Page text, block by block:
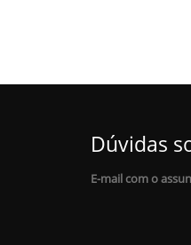
Dúvidas
E-mail com o